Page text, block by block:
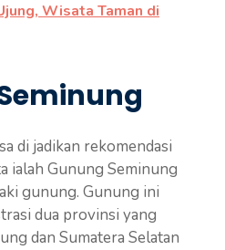
Wisata Taman di
di jadikan rekomendasi
ialah Gunung Seminung
gunung. Gunung ini
dua provinsi yang
dan Sumatera Selatan